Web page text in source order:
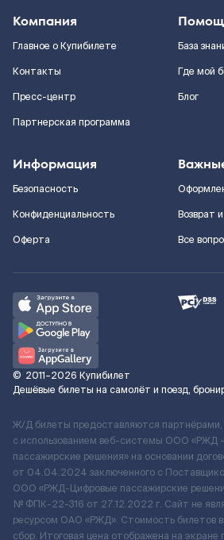
Компания
Главное о Купибилете
Контакты
Пресс-центр
Партнерская программа
База
Где мой
Блог
Информация
Безопасность
Конфиденциальность
Оферта
Возврат
Все
© 2011–2026 Купибилет
Дешёвые билеты на самолёт и поезд,
Ж/Д билеты предоставляются партнёрами,
с использованием веб-системы ООО «РЖД
пассажирские решения» на основании
от 04.04.2024 заключенного с
ООО «РЖД-Цифровые пассажирские
№ ФПК-22-316 от 27.12.2022 г. Сайт не
ресурсом ОАО «РЖД». Стоимость билетов
сбор. Итоговая цена отображена на экране